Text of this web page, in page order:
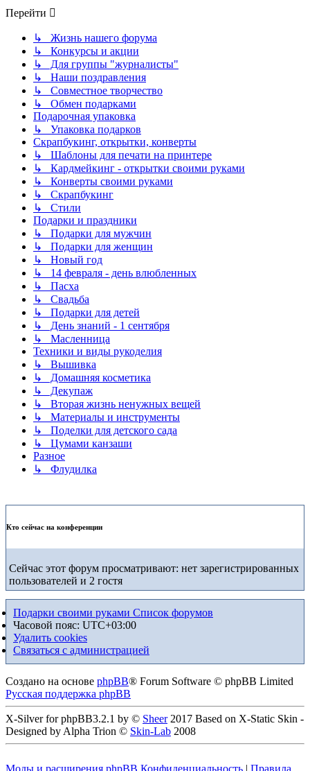
Перейти
↳ Жизнь нашего форума
↳ Конкурсы и акции
↳ Для группы "журналисты"
↳ Наши поздравления
↳ Совместное творчество
↳ Обмен подарками
Подарочная упаковка
↳ Упаковка подарков
Скрапбукинг, открытки, конверты
↳ Шаблоны для печати на принтере
↳ Кардмейкинг - открытки своими руками
↳ Конверты своими руками
↳ Скрапбукинг
↳ Стили
Подарки и праздники
↳ Подарки для мужчин
↳ Подарки для женщин
↳ Новый год
↳ 14 февраля - день влюбленных
↳ Пасха
↳ Свадьба
↳ Подарки для детей
↳ День знаний - 1 сентября
↳ Масленница
Техники и виды рукоделия
↳ Вышивка
↳ Домашняя косметика
↳ Декупаж
↳ Вторая жизнь ненужных вещей
↳ Материалы и инструменты
↳ Поделки для детского сада
↳ Цумами канзаши
Разное
↳ Флудилка
Кто сейчас на конференции
Сейчас этот форум просматривают: нет зарегистрированных
пользователей и 2 гостя
Подарки своими руками Список форумов
Часовой пояс: UTC+03:00
Удалить cookies
Связаться с администрацией
Создано на основе phpBB® Forum Software © phpBB Limited
Русская поддержка phpBB
X-Silver for phpBB3.2.1 by © Sheer2017 Based on X-Static Skin -
Designed by Alpha Trion © Skin-Lab 2008